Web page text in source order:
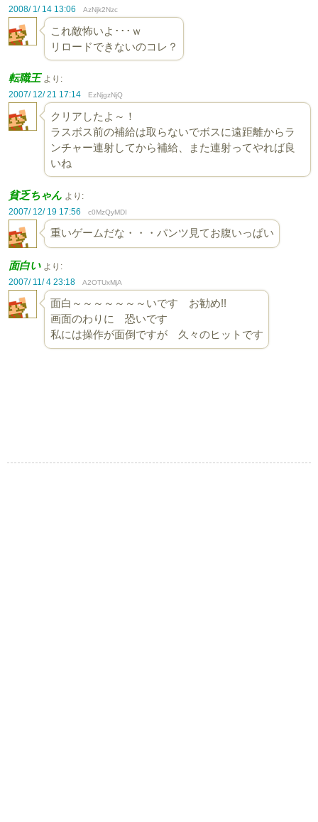
2008/ 1/ 14 13:06
AzNjk2Nzc
これ敵怖いよ･･･ｗ
リロードできないのコレ？
転職王 より:
2007/ 12/ 21 17:14
EzNjgzNjQ
クリアしたよ～！
ラスボス前の補給は取らないでボスに遠距離からラ
ンチャー連射してから補給、また連射ってやれば良
いね
貧乏ちゃん より:
2007/ 12/ 19 17:56
c0MzQyMDI
重いゲームだな・・・パンツ見てお腹いっぱい
面白い より:
2007/ 11/ 4 23:18
A2OTUxMjA
面白～～～～～～～いです お勧め!!
画面のわりに 恐いです
私には操作が面倒ですが 久々のヒットです